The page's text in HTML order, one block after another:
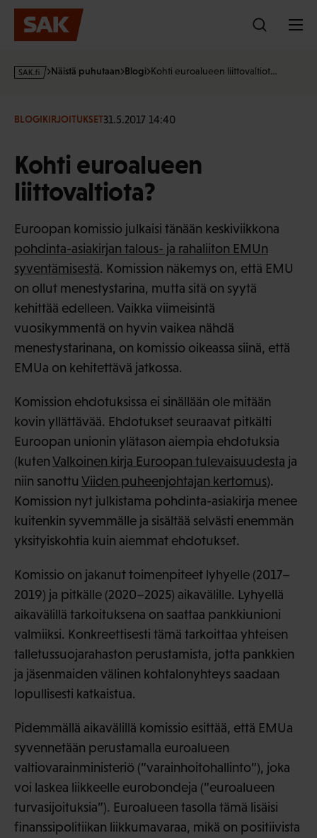
Hyppää
sisältöön
s
·
Näistä puhutaan Blogi Kohti euroalueen liittovaltiot…
BLOGIKIRJOITUKSET31.5.2017 14:40
Kohti euroalueen
liittovaltiota?
Euroopan komissio julkaisi tänään keskiviikkona
pohdinta-asiakirjan talous- ja rahaliiton EMUn
syventämisestä. Komission näkemys on, että EMU
on ollut menestystarina, mutta sitä on syytä
kehittää edelleen. Vaikka viimeisintä
vuosikymmentä on hyvin vaikea nähdä
menestystarinana, on komissio oikeassa siinä, että
EMUa on kehitettävä jatkossa.
Komission ehdotuksissa ei sinällään ole mitään
kovin yllättävää. Ehdotukset seuraavat pitkälti
Euroopan unionin ylätason aiempia ehdotuksia
(kutenValkoinen kirja Euroopan tulevaisuudesta ja
niin sanottu Viiden puheenjohtajan kertomus).
Komission nyt julkistama pohdinta-asiakirja menee
kuitenkin syvemmälle ja sisältää selvästi enemmän
yksityiskohtia kuin aiemmat ehdotukset.
Komissio on jakanut toimenpiteet lyhyelle (2017–
2019) ja pitkälle (2020–2025) aikavälille. Lyhyellä
aikavälillä tarkoituksena on saattaa pankkiunioni
valmiiksi. Konkreettisesti tämä tarkoittaa yhteisen
talletussuojarahaston perustamista, jotta pankkien
ja jäsenmaiden välinen kohtalonyhteys saadaan
lopullisesti katkaistua.
Pidemmällä aikavälillä komissio esittää, että EMUa
syvennetään perustamalla euroalueen
valtiovarainministeriö (”varainhoitohallinto”), joka
voi laskea liikkeelle eurobondeja (”euroalueen
turvasijoituksia”). Euroalueen tasolla tämä lisäisi
finanssipolitiikan liikkumavaraa, mikä on positiivista